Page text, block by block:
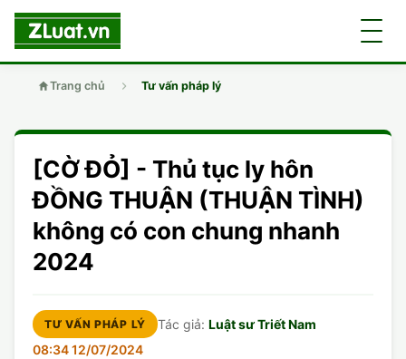
LUẬT SƯ
CHUYÊN VIÊN
TUYỂN DỤNG
DÂN SỰ
DOANH NGHIỆP
GIẤY PHÉP CON
DÂN SỰ
DOANH NGHIỆP
DI CHÚC
LY HÔN
Trang chủ Tư vấn pháp lý
[CỜ ĐỎ] - Thủ tục ly hôn
ĐỒNG THUẬN (THUẬN TÌNH)
không có con chung nhanh
2024
TƯ VẤN PHÁP LÝ Tác giả:Luật sư Triết Nam
08:34 12/07/2024